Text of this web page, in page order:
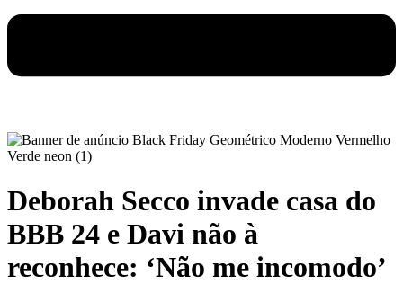
Deborah Secco invade casa do
BBB 24 e Davi não à
reconhece: ‘Não me incomodo’